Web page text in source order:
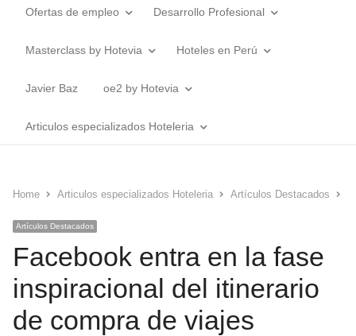
Ofertas de empleo Desarrollo Profesional
Masterclass by Hotevia Hoteles en Perú
Javier Baz oe2 by Hotevia
Articulos especializados Hoteleria
Home Articulos especializados Hoteleria Artículos Destacados
Artículos Destacados
Facebook entra en la fase
inspiracional del itinerario
de compra de viajes